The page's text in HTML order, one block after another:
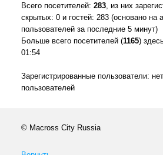
Всего посетителей:283 , из них
скрытых: 0 и гостей: 283 (основано на
пользователей за последние 5 минут)
Больше всего посетителей (1165)
01:54
Зарегистрированные пользователи:
пользователей
© Macross City Russia